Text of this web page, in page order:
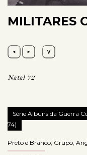
MILITARES
Natal 72
Série Álbuns da Guerra
74)
Preto e Branco, Grupo,